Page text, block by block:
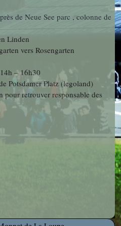
Web
et Linux
résidence
Découverte
des
Métiers
de Neue See parc , colonne de
Linden
vers Rosengarten
– 16h30
Potsdamer Platz (legoland)
retrouver responsable des